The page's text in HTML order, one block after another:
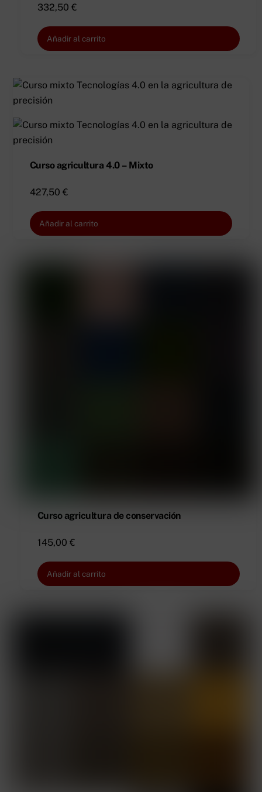
332,50 €
Añadir al carrito
Curso agricultura 4.0 – Mixto
427,50 €
Añadir al carrito
Curso agricultura de conservación
145,00 €
Añadir al carrito